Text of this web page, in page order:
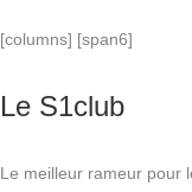
[columns] [span6]
Le S1club
Le meilleur rameur pour